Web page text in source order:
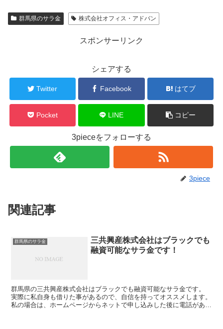
群馬県のサラ金 株式会社オフィス・アドバン
スポンサーリンク
シェアする
Twitter Facebook はてブ
Pocket LINE コピー
3pieceをフォローする
3piece
関連記事
群馬県のサラ金
三共興産株式会社はブラックでも
融資可能なサラ金です！
群馬県の三共興産株式会社はブラックでも融資可能なサラ金です。
実際に私自身も借りた事があるので、自信を持ってオススメします。
私の場合は、ホームページからネットで申し込みした後に電話があ